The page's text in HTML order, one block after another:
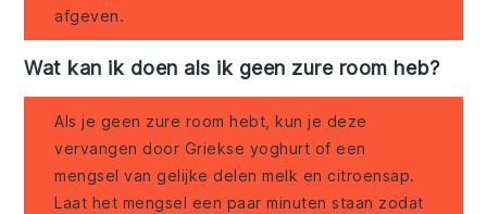
afgeven.
Wat kan ik doen als ik geen zure room heb?
Als je geen zure room hebt, kun je deze
vervangen door Griekse yoghurt of een
mengsel van gelijke delen melk en citroensap.
Laat het mengsel een paar minuten staan zodat